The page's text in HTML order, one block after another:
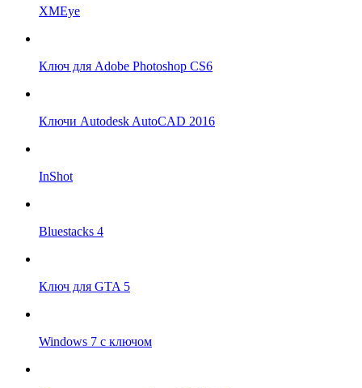
XMEye
Ключ для Adobe Photoshop CS6
Ключи Autodesk AutoCAD 2016
InShot
Bluestacks 4
Ключ для GTA 5
Windows 7 с ключом